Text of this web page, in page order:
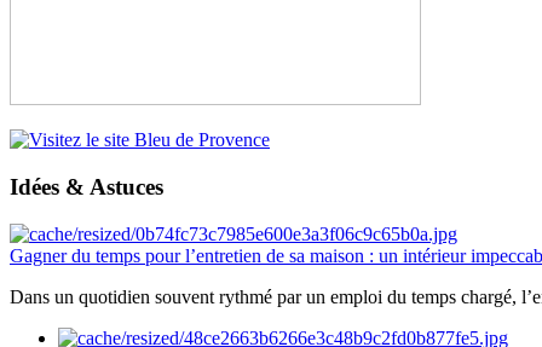
Idées & Astuces
Gagner du temps pour l’entretien de sa maison : un intérieur
Dans un quotidien souvent rythmé par un emploi du temps chargé,